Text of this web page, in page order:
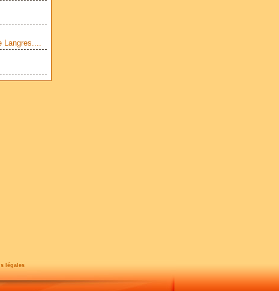
Langres....
légales